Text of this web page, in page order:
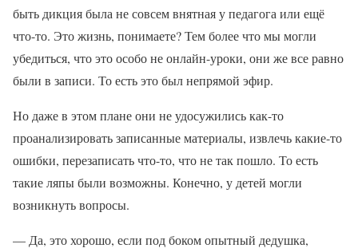
быть дикция была не совсем внятная у педагога или ещё
что-то. Это жизнь, понимаете? Тем более что мы могли
убедиться, что это особо не онлайн-уроки, они же все равно
были в записи. То есть это был непрямой эфир.
Но даже в этом плане они не удосужились как-то
проанализировать записанные материалы, извлечь какие-то
ошибки, перезаписать что-то, что не так пошло. То есть
такие ляпы были возможны. Конечно, у детей могли
возникнуть вопросы.
— Да, это хорошо, если под боком опытный дедушка,